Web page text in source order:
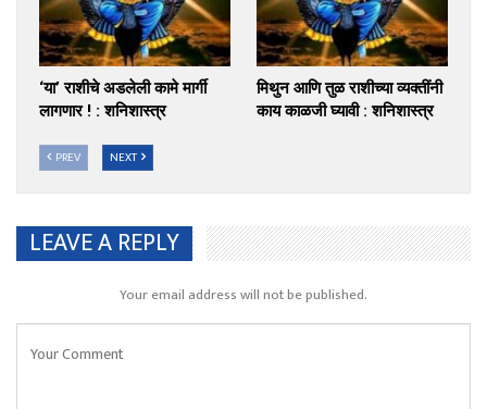
‘या’ राशीचे अडलेली कामे मार्गी
लागणार ! : शनिशास्त्र
मिथुन आणि तुळ राशीच्या व्यक्तींनी
काय काळजी घ्यावी : शनिशास्त्र
PREV NEXT
LEAVE A REPLY
Your email address will not be published.